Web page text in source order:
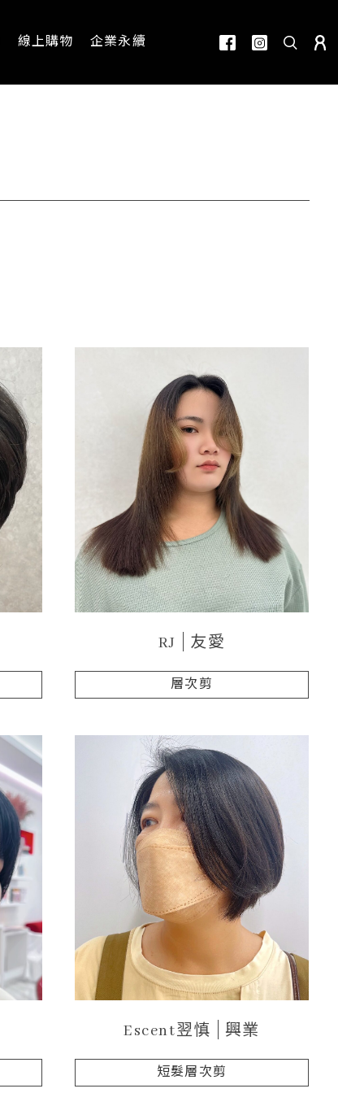
線上購物 企業永續
RJ 友愛
層次剪
Escent翌慎 興業
短髮層次剪